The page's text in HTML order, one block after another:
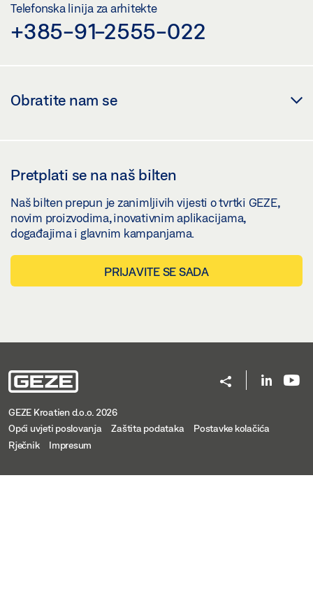
Telefonska linija za arhitekte
+385-91-2555-022
Obratite nam se
Pretplati se na naš bilten
Naš bilten prepun je zanimljivih vijesti o tvrtki GEZE,
novim proizvodima, inovativnim aplikacijama,
događajima i glavnim kampanjama.
PRIJAVITE SE SADA
GEZE Kroatien d.o.o. 2026
Opći uvjeti poslovanja
Zaštita podataka
Postavke kolačića
Rječnik
Impresum